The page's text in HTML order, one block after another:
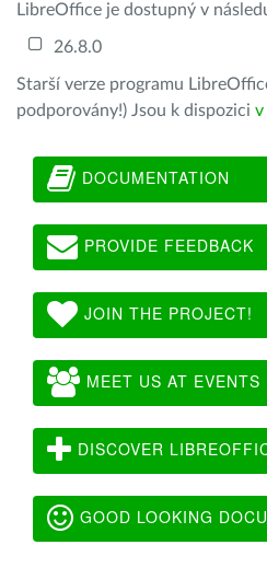
LibreOffice je dostupný v
26.8.0
Starší verze programu
podporovány!) Jsou k dispozici v
DOCUMENTATION
PROVIDE FEEDBACK
JOIN THE PROJECT!
MEET US AT EVENTS
DISCOVER
GOOD LOOKING